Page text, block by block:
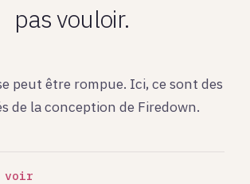
pas vouloir.
peut être rompue. Ici, ce sont des
de la conception de Firedown.
voir